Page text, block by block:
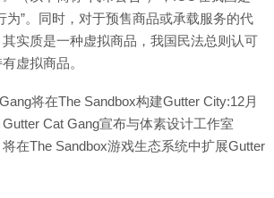
为”。同时，对于预售商品或承载服务的代
实质是一种虚拟商品，我国民法总则认可
虚拟商品。
将在The Sandbox构建Gutter City:12月
Cat Gang宣布与体素设计工作室
在The Sandbox游戏生态系统中扩展Gutter